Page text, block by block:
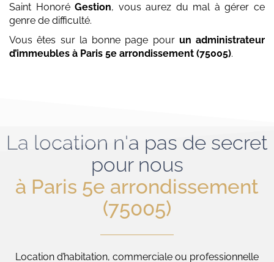
Saint HonoréGestion, vous aurez du mal à gérer ce
genre de difficulté.
Vous êtes sur la bonne page pour un administrateur
d’immeubles à Paris 5e arrondissement (75005).
La location n'a pas de secret
pour nous
à Paris 5e arrondissement
(75005)
Location d’habitation, commerciale ou professionnelle